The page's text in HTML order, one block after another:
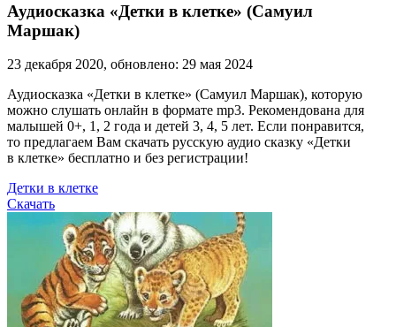
Аудиосказка «Детки в клетке» (Самуил
Маршак)
23 декабря 2020, обновлено: 29 мая 2024
Аудиосказка «Детки в клетке» (Самуил Маршак), которую
можно слушать онлайн в формате mp3. Рекомендована для
малышей 0+, 1, 2 года и детей 3, 4, 5 лет. Если понравится,
то предлагаем Вам скачать русскую аудио сказку «Детки
в клетке» бесплатно и без регистрации!
Детки в клетке
Скачать